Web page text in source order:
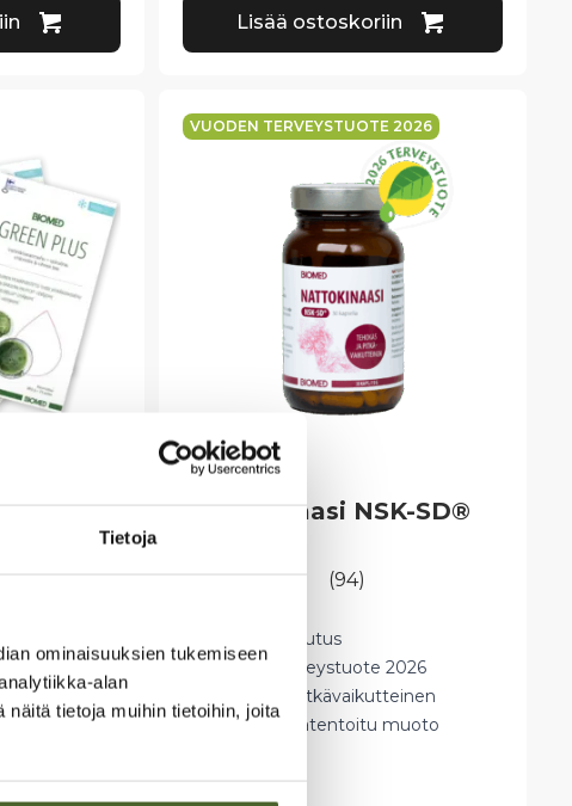
Tietoja
ominaisuuksien tukemiseen
alan
tietoja muihin tietoihin, joita
Lisää ostoskoriin
Tutkittu vaikutus
Vuoden terveystuote 2026
Tehokas & pitkävaikutteinen
NSK-SD® patentoitu muoto
VUODEN TERVEYSTUOTE 2026
40,99€
Nattokinaasi NSK-SD®
(94)